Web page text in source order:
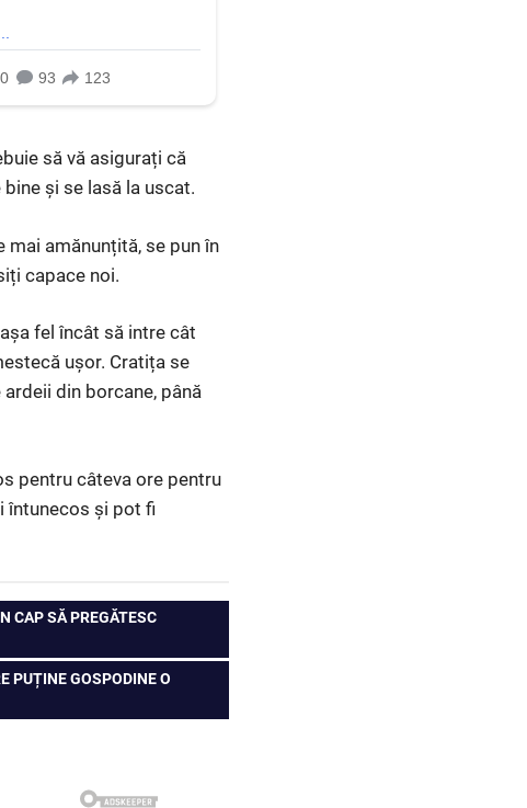
să vă asigurați că
și se lasă la uscat.
amănunțită, se pun în
capace noi.
fel încât să intre cât
ușor. Cratița se
din borcane, până
pentru câteva ore pentru
întunecos și pot fi
CAP SĂ PREGĂTESC
PUȚINE GOSPODINE O